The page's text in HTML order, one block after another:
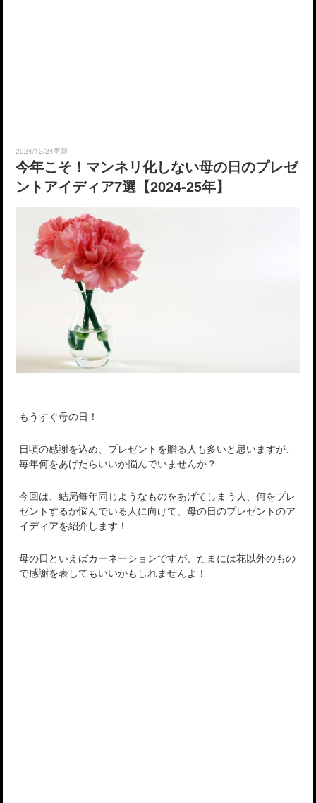
2024/12/24更新
今年こそ！マンネリ化しない母の日のプレゼ
ントアイディア7選【2024-25年】
もうすぐ母の日！
日頃の感謝を込め、プレゼントを贈る人も多いと思いますが、
毎年何をあげたらいいか悩んでいませんか？
今回は、結局毎年同じようなものをあげてしまう人、何をプレ
ゼントするか悩んでいる人に向けて、母の日のプレゼントのア
イディアを紹介します！
母の日といえばカーネーションですが、たまには花以外のもの
で感謝を表してもいいかもしれませんよ！